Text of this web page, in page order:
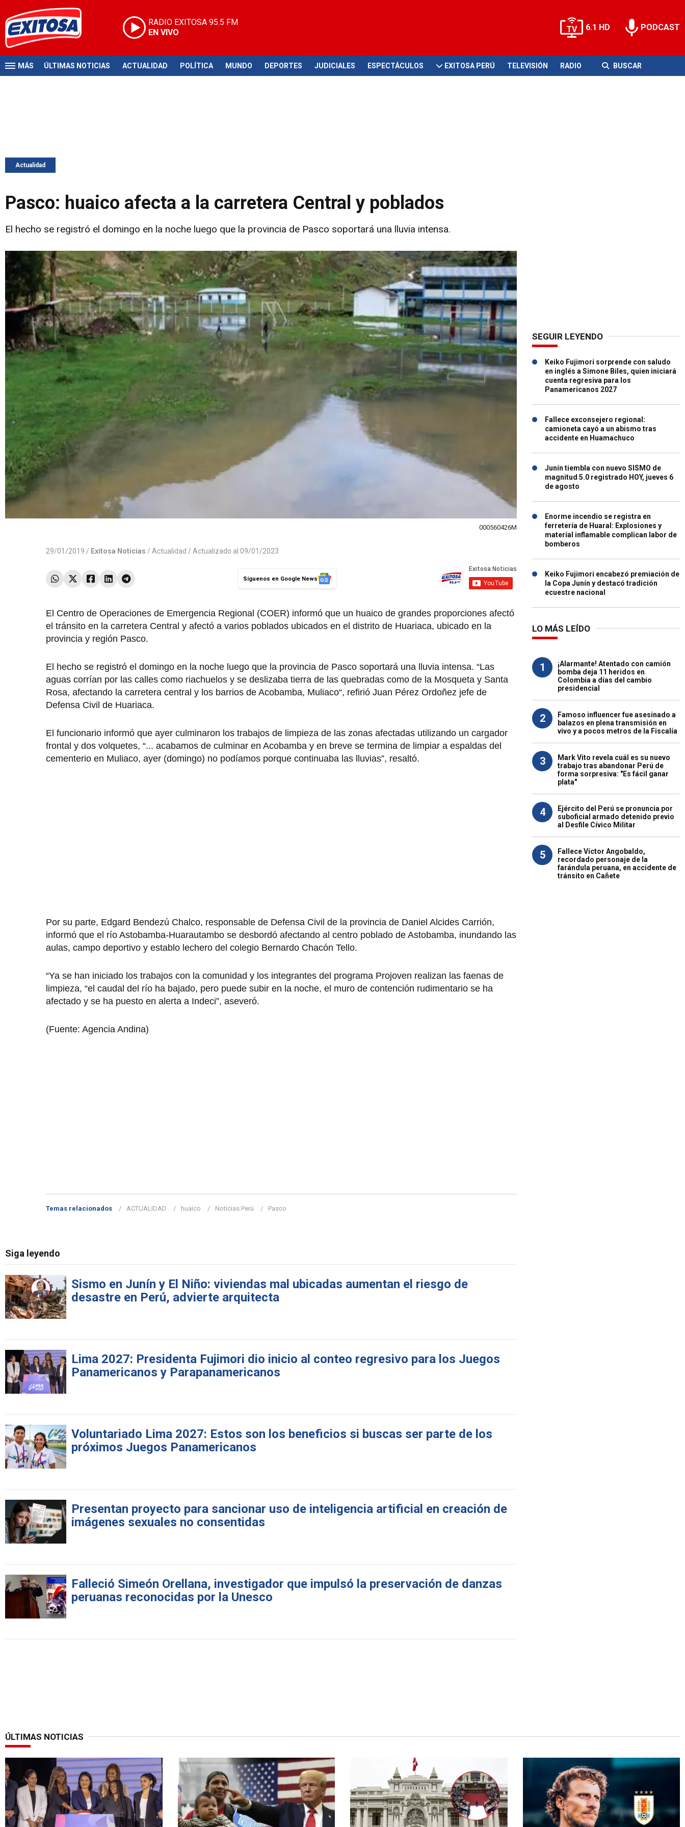
RADIO EXITOSA 95.5 FM
EN VIVO
6.1 HD PODCAST
MÁS ÚLTIMAS NOTICIAS ACTUALIDAD POLÍTICA MUNDO DEPORTES JUDICIALES ESPECTÁCULOS EXITOSA PERÚ TELEVISIÓN RADIO BUSCAR
Actualidad
Pasco: huaico afecta a la carretera Central y poblados
El hecho se registró el domingo en la noche luego que la provincia de Pasco soportará una lluvia intensa.
000560426M
29/01/2019 / Exitosa Noticias / Actualidad / Actualizado al 09/01/2023
Síguenos en Google News
El Centro de Operaciones de Emergencia Regional (COER) informó que un huaico de grandes proporciones afectó
el tránsito en la carretera Central y afectó a varios poblados ubicados en el distrito de Huariaca, ubicado en la
provincia y región Pasco.
El hecho se registró el domingo en la noche luego que la provincia de Pasco soportará una lluvia intensa. “Las
aguas corrían por las calles como riachuelos y se deslizaba tierra de las quebradas como de la Mosqueta y Santa
Rosa, afectando la carretera central y los barrios de Acobamba, Muliaco“, refirió Juan Pérez Ordoñez jefe de
Defensa Civil de Huariaca.
El funcionario informó que ayer culminaron los trabajos de limpieza de las zonas afectadas utilizando un cargador
frontal y dos volquetes, “... acabamos de culminar en Acobamba y en breve se termina de limpiar a espaldas del
cementerio en Muliaco, ayer (domingo) no podíamos porque continuaba las lluvias”, resaltó.
Por su parte, Edgard Bendezú Chalco, responsable de Defensa Civil de la provincia de Daniel Alcides Carrión,
informó que el río Astobamba-Huarautambo se desbordó afectando al centro poblado de Astobamba, inundando las
aulas, campo deportivo y establo lechero del colegio Bernardo Chacón Tello.
“Ya se han iniciado los trabajos con la comunidad y los integrantes del programa Projoven realizan las faenas de
limpieza, “el caudal del río ha bajado, pero puede subir en la noche, el muro de contención rudimentario se ha
afectado y se ha puesto en alerta a Indeci”, aseveró.
(Fuente: Agencia Andina)
Temas relacionados ACTUALIDAD huaico Noticias Perú Pasco
Siga leyendo
Sismo en Junín y El Niño: viviendas mal ubicadas aumentan el riesgo de
desastre en Perú, advierte arquitecta
Lima 2027: Presidenta Fujimori dio inicio al conteo regresivo para los Juegos
Panamericanos y Parapanamericanos
Voluntariado Lima 2027: Estos son los beneficios si buscas ser parte de los
próximos Juegos Panamericanos
Presentan proyecto para sancionar uso de inteligencia artificial en creación de
imágenes sexuales no consentidas
Falleció Simeón Orellana, investigador que impulsó la preservación de danzas
peruanas reconocidas por la Unesco
SEGUIR LEYENDO
Keiko Fujimori sorprende con saludo
en inglés a Simone Biles, quien iniciará
cuenta regresiva para los
Panamericanos 2027
Fallece exconsejero regional:
camioneta cayó a un abismo tras
accidente en Huamachuco
Junín tiembla con nuevo SISMO de
magnitud 5.0 registrado HOY, jueves 6
de agosto
Enorme incendio se registra en
ferretería de Huaral: Explosiones y
material inflamable complican labor de
bomberos
Keiko Fujimori encabezó premiación de
la Copa Junín y destacó tradición
ecuestre nacional
LO MÁS LEÍDO
1
¡Alarmante! Atentado con camión
bomba deja 11 heridos en
Colombia a días del cambio
presidencial
2
Famoso influencer fue asesinado a
balazos en plena transmisión en
vivo y a pocos metros de la Fiscalía
3
Mark Vito revela cuál es su nuevo
trabajo tras abandonar Perú de
forma sorpresiva: "Es fácil ganar
plata"
4
Ejército del Perú se pronuncia por
suboficial armado detenido previo
al Desfile Cívico Militar
5
Fallece Víctor Angobaldo,
recordado personaje de la
farándula peruana, en accidente de
tránsito en Cañete
ÚLTIMAS NOTICIAS